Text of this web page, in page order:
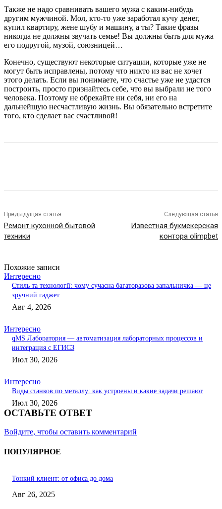
Также не надо сравнивать вашего мужа с каким-нибудь
другим мужчиной. Мол, кто-то уже заработал кучу денег,
купил квартиру, жене шубу и машину, а ты? Такие фразы
никогда не должны звучать семье! Вы должны быть для мужа
его подругой, музой, союзницей…
Конечно, существуют некоторые ситуации, которые уже не
могут быть исправлены, потому что никто из вас не хочет
этого делать. Если вы понимаете, что счастье уже не удастся
построить, просто признайтесь себе, что вы выбрали не того
человека. Поэтому не обрекайте ни себя, ни его на
дальнейшую несчастливую жизнь. Вы обязательно встретите
того, кто сделает вас счастливой!
Предыдущая статья
Ремонт кухонной бытовой
техники
Следующая статья
Известная букмекерская
контора olimpbet
Похожие записи
Интересно
Стиль та технології: чому сучасна багаторазова запальничка — це
зручний гаджет
Авг 4, 2026
Интересно
qMS Лаборатория — автоматизация лабораторных процессов и
интеграция с ЕГИСЗ
Июл 30, 2026
Интересно
Виды станков по металлу: как устроены и какие задачи решают
Июл 30, 2026
ОСТАВЬТЕ ОТВЕТ
Войдите, чтобы оставить комментарий
ПОПУЛЯРНОЕ
Тонкий клиент: от офиса до дома
Авг 26, 2025